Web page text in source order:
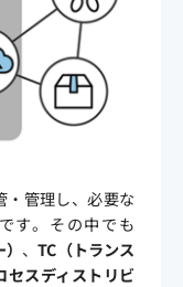
・管理し、必要な
す。その中でも
、TC （トランス
セスディストリビ